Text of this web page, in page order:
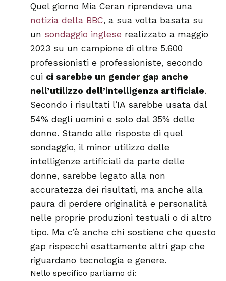
Quel giorno Mia Ceran riprendeva una
notizia della BBC, a sua volta basata su
un sondaggio inglese realizzato a maggio
2023 su un campione di oltre 5.600
professionisti e professioniste, secondo
cui ci sarebbe un gender gap anche
nell’utilizzo dell’intelligenza artificiale.
Secondo i risultati l’IA sarebbe usata dal
54% degli uomini e solo dal 35% delle
donne. Stando alle risposte di quel
sondaggio, il minor utilizzo delle
intelligenze artificiali da parte delle
donne, sarebbe legato alla non
accuratezza dei risultati, ma anche alla
paura di perdere originalità e personalità
nelle proprie produzioni testuali o di altro
tipo. Ma c’è anche chi sostiene che questo
gap rispecchi esattamente altri gap che
riguardano tecnologia e genere.
Nello specifico parliamo di: